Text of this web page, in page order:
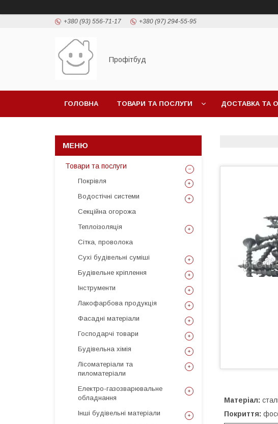
+380 (93) 556-71-17 +380 (97) 294-55-95
Профітбуд
ГОЛОВНА ТОВАРИ ТА ПОСЛУГИ ДОСТАВКА ТА
Матеріал:
Покриття:
Товари та послуги
Покрівля
Водостічні системи
Секційна огорожа
Теплоізоляція
Сітка, проволока
Сухі будівельні суміші
Будівельне кріплення
Інструменти
Лакофарбова продукція
Фасадні матеріали
Господарчі товари
Будівельна хімія
Лісоматеріали та
пиломатеріали
Електро-газозварювальне
обладнання
Інші будівельні матеріали